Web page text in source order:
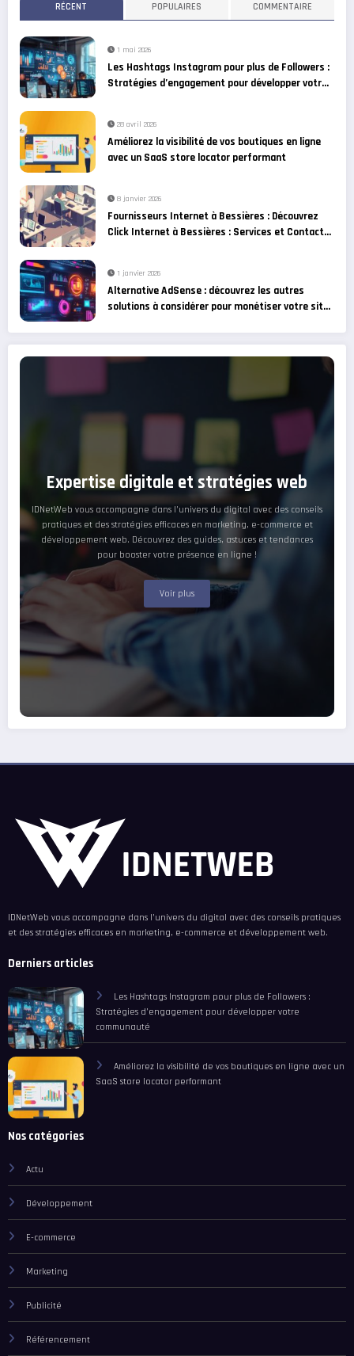
RÉCENT POPULAIRES COMMENTAIRE
1 mai 2026
Les Hashtags Instagram pour plus de Followers :
Stratégies d’engagement pour développer votre
28 avril 2026
Améliorez la visibilité de vos boutiques en ligne
avec un SaaS store locator performant
8 janvier 2026
Fournisseurs Internet à Bessières : Découvrez
Click Internet à Bessières : Services et Contact
1 janvier 2026
Alternative AdSense : découvrez les autres
solutions à considérer pour monétiser votre site
Expertise digitale et stratégies web
IDNetWeb vous accompagne dans l’univers du digital avec des conseils
pratiques et des stratégies efficaces en marketing, e-commerce et
développement web. Découvrez des guides, astuces et tendances
pour booster votre présence en ligne !
Voir plus
IDNetWeb vous accompagne dans l’univers du digital avec des conseils pratiques
et des stratégies efficaces en marketing, e-commerce et développement web.
Derniers articles
Les Hashtags Instagram pour plus de Followers :
Stratégies d’engagement pour développer votre
communauté
Améliorez la visibilité de vos boutiques en ligne avec un
SaaS store locator performant
Nos catégories
Actu
Développement
E-commerce
Marketing
Publicité
Référencement